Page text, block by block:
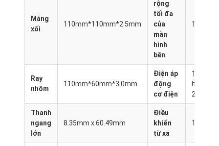
Kiểm soát chất lượng
nói chuyện ngay.
Pergola có màn cửa nhôm
Pergola nhôm cơ giới
Máng
xối
110mm*110mm*2.5mm
rộng
tối đa
của
màn
hình
bên
12M
Ray
nhôm
110mm*60mm*3.0mm
Điện áp
động
cơ điện
110V
hoặc
220V
Thanh
ngang
lớn
8.35mm x 60.49mm
Điều
khiển
từ xa
1 kênh